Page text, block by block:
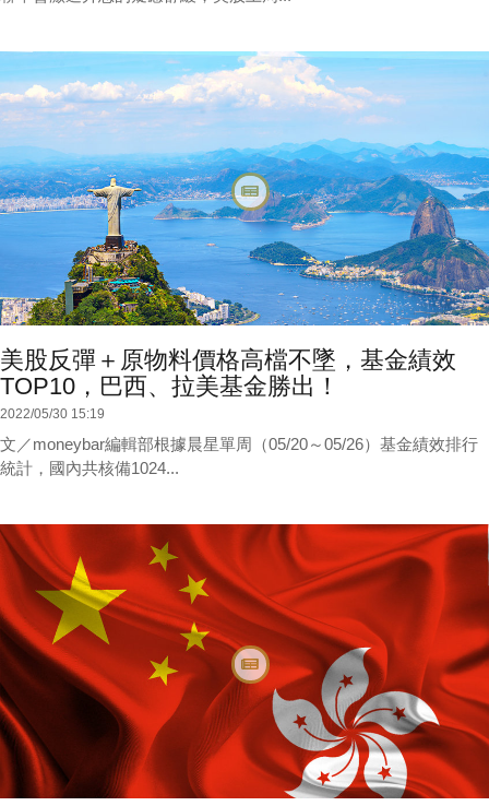
美股反彈＋原物料價格高檔不墜，基金績效
TOP10，巴西、拉美基金勝出！
2022/05/30 15:19
文／moneybar編輯部根據晨星單周（05/20～05/26）基金績效排行
統計，國內共核備1024...